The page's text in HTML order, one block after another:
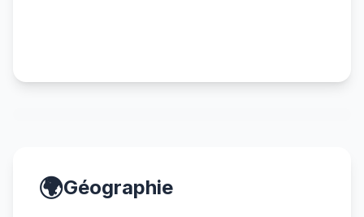
🌍Géographie